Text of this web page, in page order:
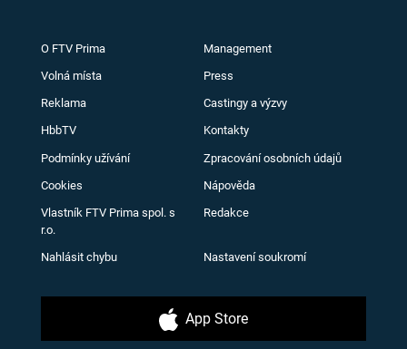
O FTV Prima Management
Volná místa Press
Reklama Castingy a výzvy
HbbTV Kontakty
Podmínky užívání Zpracování osobních údajů
Cookies Nápověda
Vlastník FTV Prima spol. s
r.o.
Redakce
Nahlásit chybu Nastavení soukromí
App Store